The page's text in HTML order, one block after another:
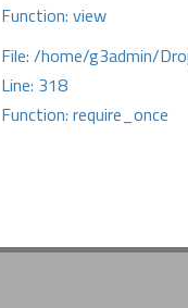
Function: view
File: /home/g3admin/
Line: 318
Function: require_once